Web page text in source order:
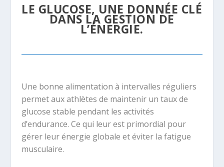
LE GLUCOSE, UNE DONNÉE CLÉ
DANS LA GESTION DE
L’ÉNERGIE.
Une bonne alimentation à intervalles réguliers
permet aux athlètes de maintenir un taux de
glucose stable pendant les activités
d’endurance. Ce qui leur est primordial pour
gérer leur énergie globale et éviter la fatigue
musculaire.